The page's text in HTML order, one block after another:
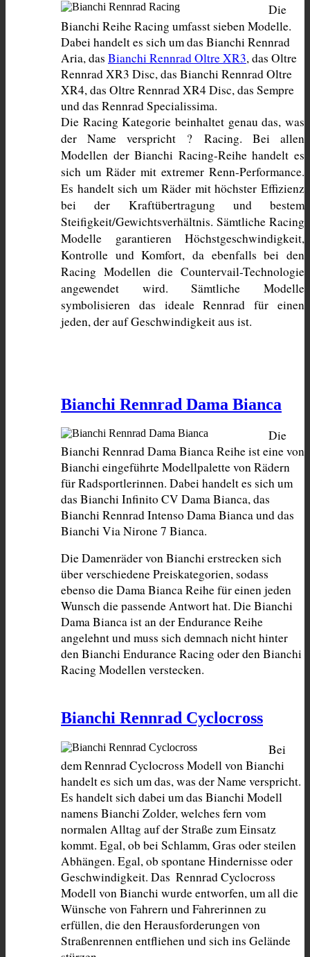
Die
Bianchi Reihe Racing umfasst sieben Modelle.
Dabei handelt es sich um das Bianchi Rennrad
Aria, das Bianchi Rennrad Oltre XR3, das Oltre
Rennrad XR3 Disc, das Bianchi Rennrad Oltre
XR4, das Oltre Rennrad XR4 Disc, das Sempre
und das Rennrad Specialissima.
Die Racing Kategorie beinhaltet genau das, was
der Name verspricht ? Racing. Bei allen
Modellen der Bianchi Racing-Reihe handelt es
sich um Räder mit extremer Renn-Performance.
Es handelt sich um Räder mit höchster Effizienz
bei der Kraftübertragung und bestem
Steifigkeit/Gewichtsverhältnis. Sämtliche Racing
Modelle garantieren Höchstgeschwindigkeit,
Kontrolle und Komfort, da ebenfalls bei den
Racing Modellen die Countervail-Technologie
angewendet wird. Sämtliche Modelle
symbolisieren das ideale Rennrad für einen
jeden, der auf Geschwindigkeit aus ist.
Bianchi Rennrad Dama Bianca
Die
Bianchi Rennrad Dama Bianca Reihe ist eine von
Bianchi eingeführte Modellpalette von Rädern
für Radsportlerinnen. Dabei handelt es sich um
das Bianchi Infinito CV Dama Bianca, das
Bianchi Rennrad Intenso Dama Bianca und das
Bianchi Via Nirone 7 Bianca.
Die Damenräder von Bianchi erstrecken sich
über verschiedene Preiskategorien, sodass
ebenso die Dama Bianca Reihe für einen jeden
Wunsch die passende Antwort hat. Die Bianchi
Dama Bianca ist an der Endurance Reihe
angelehnt und muss sich demnach nicht hinter
den Bianchi Endurance Racing oder den Bianchi
Racing Modellen verstecken.
Bianchi Rennrad Cyclocross
Bei
dem Rennrad Cyclocross Modell von Bianchi
handelt es sich um das, was der Name verspricht.
Es handelt sich dabei um das Bianchi Modell
namens Bianchi Zolder, welches fern vom
normalen Alltag auf der Straße zum Einsatz
kommt. Egal, ob bei Schlamm, Gras oder steilen
Abhängen. Egal, ob spontane Hindernisse oder
Geschwindigkeit. Das  Rennrad Cyclocross
Modell von Bianchi wurde entworfen, um all die
Wünsche von Fahrern und Fahrerinnen zu
erfüllen, die den Herausforderungen von
Straßenrennen entfliehen und sich ins Gelände